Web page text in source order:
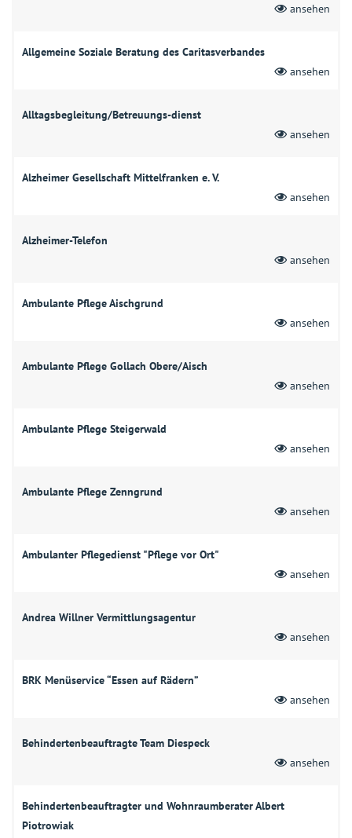
ansehen
Allgemeine Soziale Beratung des Caritasverbandes
ansehen
Alltagsbegleitung/Betreuungs-dienst
ansehen
Alzheimer Gesellschaft Mittelfranken e. V.
ansehen
Alzheimer-Telefon
ansehen
Ambulante Pflege Aischgrund
ansehen
Ambulante Pflege Gollach Obere/Aisch
ansehen
Ambulante Pflege Steigerwald
ansehen
Ambulante Pflege Zenngrund
ansehen
Ambulanter Pflegedienst "Pflege vor Ort"
ansehen
Andrea Willner Vermittlungsagentur
ansehen
BRK Menüservice “Essen auf Rädern”
ansehen
Behindertenbeauftragte Team Diespeck
ansehen
Behindertenbeauftragter und Wohnraumberater Albert
Piotrowiak